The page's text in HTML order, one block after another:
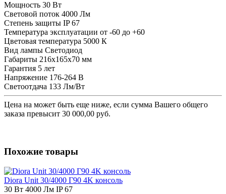
Мощность 30 Вт
Световой поток 4000 Лм
Степень защиты IP 67
Температура эксплуатации от -60 до +60
Цветовая температура 5000 К
Вид лампы Светодиод
Габариты 216х165х70 мм
Гарантия 5 лет
Напряжение 176-264 В
Светоотдача 133 Лм/Вт
Цена на может быть еще ниже, если сумма Вашего общего
заказа превысит 30 000,00 руб.
Похожие товары
Diora Unit 30/4000 Г90 4K консоль
30 Вт 4000 Лм IP 67